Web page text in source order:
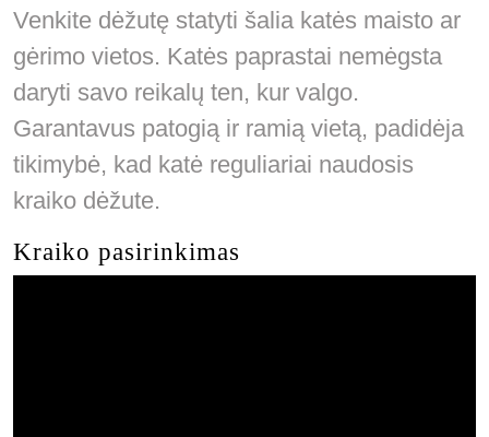
Venkite dėžutę statyti šalia katės maisto ar
gėrimo vietos. Katės paprastai nemėgsta
daryti savo reikalų ten, kur valgo.
Garantavus patogią ir ramią vietą, padidėja
tikimybė, kad katė reguliariai naudosis
kraiko dėžute.
Kraiko pasirinkimas